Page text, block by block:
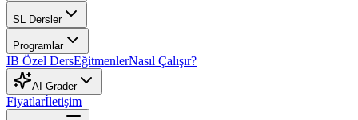
SL Dersler
Programlar
IB Özel DersEğitmenlerNasıl Çalışır?
AI Grader
Fiyatlarİletişim